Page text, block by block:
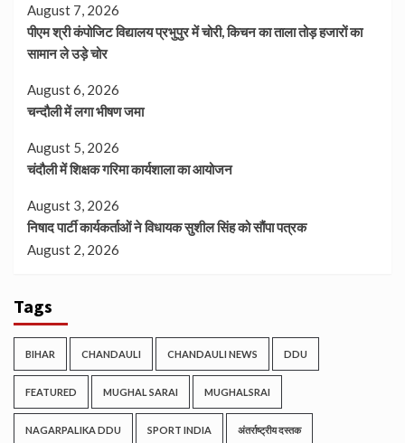
August 7, 2026
पीएम श्री कंपोजिट विद्यालय प्रभुपुर में चोरी, किचन का ताला तोड़ हजारों का
सामान ले उड़े चोर
August 6, 2026
चन्दौली में लगा भीषण जमा
August 5, 2026
चंदौली में शिक्षक गरिमा कार्यशाला का आयोजन
August 3, 2026
निषाद पार्टी कार्यकर्ताओं ने विधायक सुशील सिंह को सौंपा पत्रक
August 2, 2026
Tags
BIHAR CHANDAULI CHANDAULI NEWS DDU
FEATURED MUGHAL SARAI MUGHALSRAI
NAGARPALIKA DDU SPORT INDIA अंतर्राष्ट्रीय दस्तक